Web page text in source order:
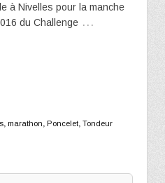
à Nivelles pour la manche
du Challenge …
marathon Poncelet Tondeur